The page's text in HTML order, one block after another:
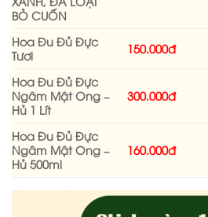
BỎ CUỐN
Hoa Đu Đủ Đực
Tươi
150.000đ
Hoa Đu Đủ Đực
Ngâm Mật Ong –
Hủ 1 Lít
300.000đ
Hoa Đu Đủ Đực
Ngâm Mật Ong –
Hủ 500ml
160.000đ